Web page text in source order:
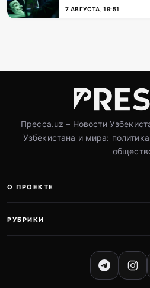
7 АВГУСТА, 19:51
Пресса.uz – Новости
Узбекистана и мира:
О ПРОЕКТЕ
РУБРИКИ